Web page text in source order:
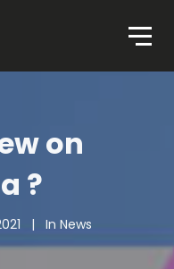
on
?
In News